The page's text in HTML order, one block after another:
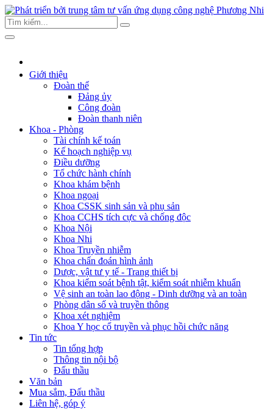
Giới thiệu
Đoàn thể
Đảng ủy
Công đoàn
Đoàn thanh niên
Khoa - Phòng
Tài chính kế toán
Kế hoạch nghiệp vụ
Điều dưỡng
Tổ chức hành chính
Khoa khám bệnh
Khoa ngoại
Khoa CSSK sinh sản và phụ sản
Khoa CCHS tích cực và chống độc
Khoa Nội
Khoa Nhi
Khoa Truyền nhiễm
Khoa chẩn đoán hình ảnh
Dược, vật tư y tế - Trang thiết bị
Khoa kiểm soát bệnh tật, kiểm soát nhiễm khuẩn
Vệ sinh an toàn lao động - Dinh dưỡng và an toàn
Phòng dân số và truyền thông
Khoa xét nghiệm
Khoa Y học cổ truyền và phục hồi chức năng
Tin tức
Tin tổng hợp
Thông tin nội bộ
Đấu thầu
Văn bản
Mua sắm, Đấu thầu
Liên hệ, góp ý